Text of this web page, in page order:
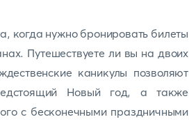
когда нужно бронировать билеты
Путешествуете ли вы на двоих
каникулы позволяют
Новый год, а также
с бесконечными праздничными